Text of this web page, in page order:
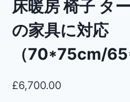
床暖房 椅子 タ
の家具に対応
（70*75cm/
£6,700.00